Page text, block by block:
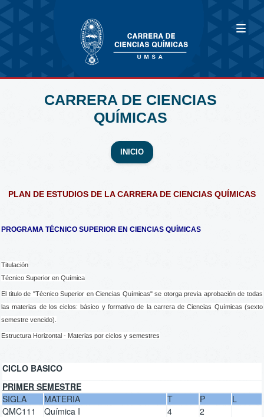
CARRERA DE CIENCIAS
QUÍMICAS
INICIO
PLAN DE ESTUDIOS DE LA CARRERA DE CIENCIAS QUÍMICAS
PROGRAMA TÉCNICO SUPERIOR EN CIENCIAS QUÍMICAS
Titulación
Técnico Superior en Química
El titulo de "Técnico Superior en Ciencias Químicas" se otorga previa aprobación de todas
las materias de los ciclos: básico y formativo de la carrera de Ciencias Químicas (sexto
semestre vencido).
Estructura Horizontal - Materias por ciclos y semestres
CICLO BASICO
PRIMER SEMESTRE
SIGLA
MATERIA T P
L
QMC111
Química I 4
2